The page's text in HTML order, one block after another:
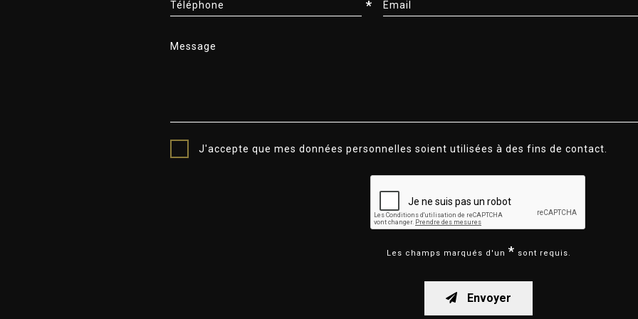
Téléphone * Email
Message
J'accepte que mes données personnelles soient utilisées à des fins de contact.
Les champs marqués d'un * sont requis.
Envoyer